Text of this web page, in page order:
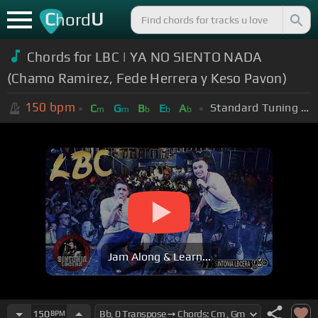
ChordU
Chords for LBC | YA NO SIENTO NADA
(Chamo Ramirez, Fede Herrera y Keso Pavon)
150 bpm Cm Gm Bb Eb Ab Standard Tuning (EADGBE)
Jam Along & Learn...
150BPM